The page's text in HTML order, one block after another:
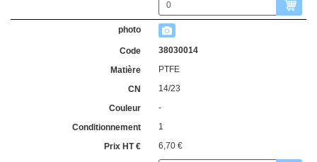
38030014
PTFE
14/23
-
1
6,70 €